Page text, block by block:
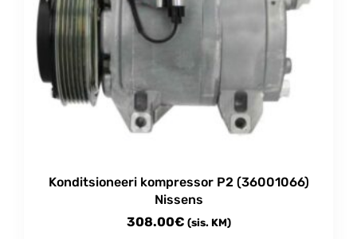
Konditsioneeri kompressor P2 (36001066)
Nissens
308.00€ (sis. KM)